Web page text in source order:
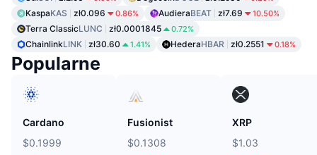
KaspaKAS zł0.096 0.86% AudieraBEAT zł7.69 10.50%
Terra ClassicLUNC zł0.0001845 0.72%
ChainlinkLINK zł30.60 1.41% HederaHBAR zł0.2551 0.18%
Popularne
Cardano
$0.1999
Fusionist
$0.1308
XRP
$1.03